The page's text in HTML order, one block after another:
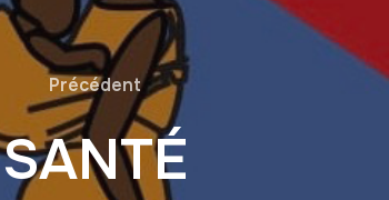
Précédent
SANTÉ